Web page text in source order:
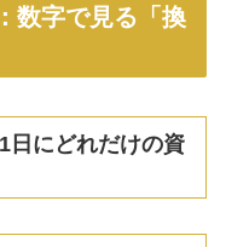
数字で見る「換
日にどれだけの資